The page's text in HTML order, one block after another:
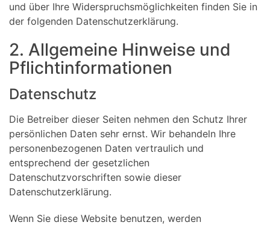
und über Ihre Widerspruchsmöglichkeiten finden Sie in
der folgenden Datenschutzerklärung.
2. Allgemeine Hinweise und
Pflichtinformationen
Datenschutz
Die Betreiber dieser Seiten nehmen den Schutz Ihrer
persönlichen Daten sehr ernst. Wir behandeln Ihre
personenbezogenen Daten vertraulich und
entsprechend der gesetzlichen
Datenschutzvorschriften sowie dieser
Datenschutzerklärung.
Wenn Sie diese Website benutzen, werden